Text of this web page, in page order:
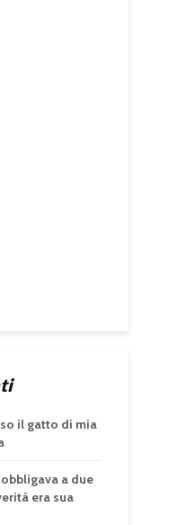
il gatto di mia
a due
era sua